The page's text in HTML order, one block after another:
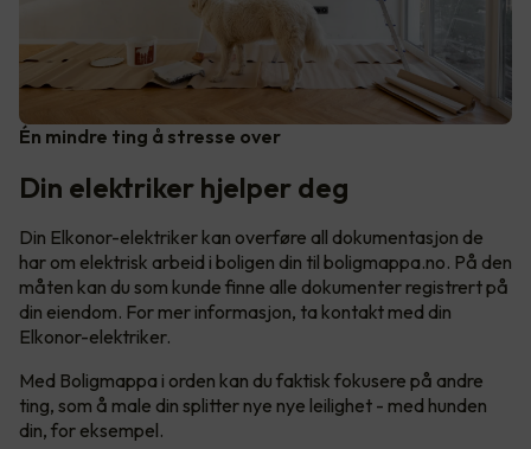
Én mindre ting å stresse over
Din elektriker hjelper deg
Din Elkonor-elektriker kan overføre all dokumentasjon de
har om elektrisk arbeid i boligen din til boligmappa.no. På den
måten kan du som kunde finne alle dokumenter registrert på
din eiendom. For mer informasjon, ta kontakt med din
Elkonor-elektriker.
Med Boligmappa i orden kan du faktisk fokusere på andre
ting, som å male din splitter nye nye leilighet - med hunden
din, for eksempel.